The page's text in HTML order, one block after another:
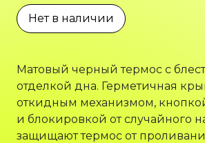
Нет в наличии
Матовый черный термос с
отделкой дна. Герметичная
откидным механизмом,
и блокировкой от случайного
защищают термос от